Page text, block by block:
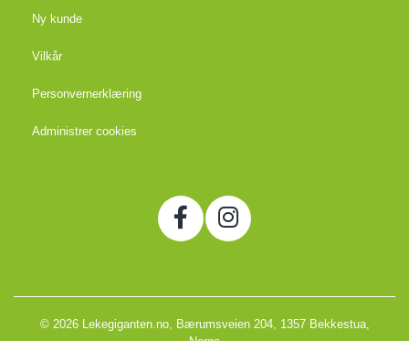
Ny kunde
Vilkår
Personvernerklæring
Administrer cookies
© 2026 Lekegiganten.no, Bærumsveien 204, 1357 Bekkestua,